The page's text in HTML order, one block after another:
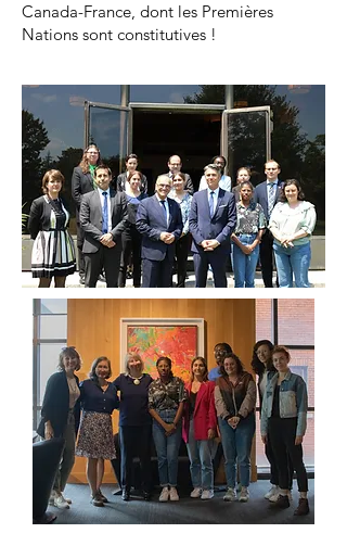
Canada-France, dont les Premières
Nations sont constitutives !